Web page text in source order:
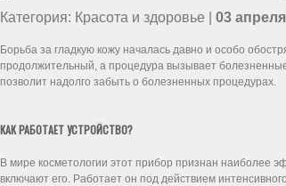
Категория: Красота и здоровье | 03
Борьба за гладкую кожу началась давно и особо
продолжительный, а процедура вызывает
позволит надолго забыть о болезненных процедурах.
КАК РАБОТАЕТ УСТРОЙСТВО?
В мире косметологии этот прибор признан наиболее
включают его. Работает он под действием